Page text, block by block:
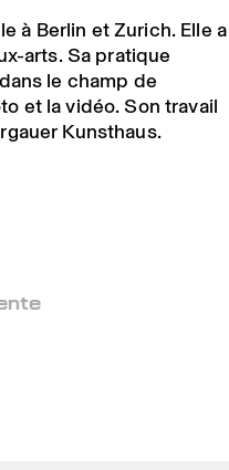
à Berlin et Zurich. Elle a
arts. Sa pratique
le champ de
et la vidéo. Son travail
Kunsthaus.